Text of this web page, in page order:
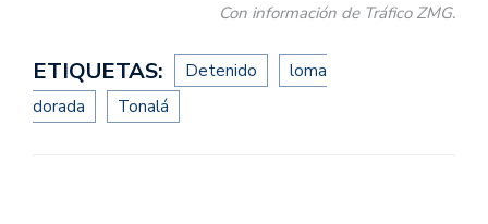
Con información de Tráfico ZMG.
ETIQUETAS: Detenido
loma
dorada
Tonalá